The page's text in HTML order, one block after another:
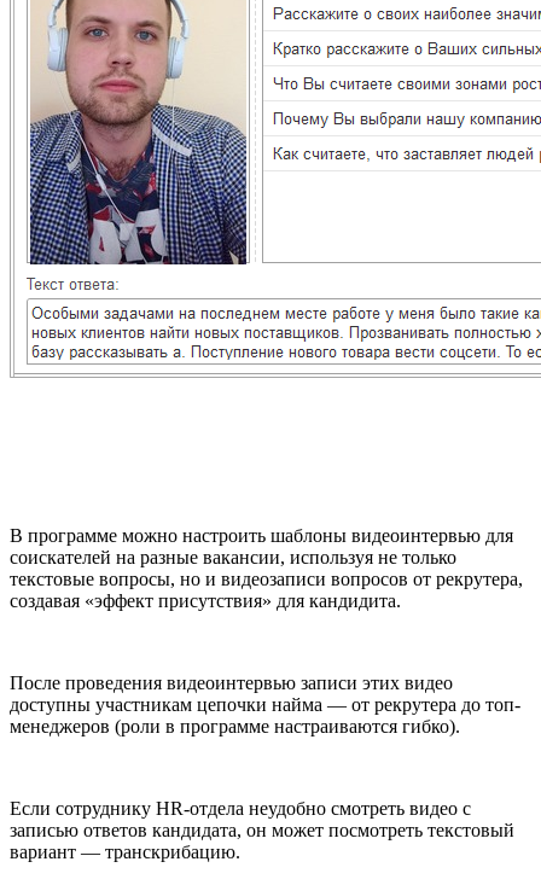
В программе можно настроить шаблоны видеоинтервью для
соискателей на разные вакансии, используя не только
текстовые вопросы, но и видеозаписи вопросов от рекрутера,
создавая «эффект присутствия» для кандидита.
После проведения видеоинтервью записи этих видео
доступны участникам цепочки найма — от рекрутера до топ-
менеджеров (роли в программе настраиваются гибко).
Если сотруднику HR-отдела неудобно смотреть видео с
записью ответов кандидата, он может посмотреть текстовый
вариант — транскрибацию.